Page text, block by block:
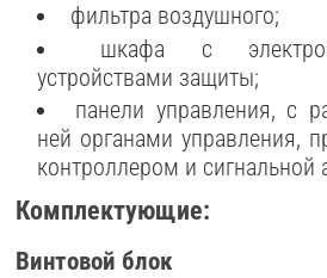
фильтра воздушного;
шкафа с
устройствами защиты;
панели управления, с
ней органами управления,
контроллером и сигнальной
Комплектующие:
Винтовой блок